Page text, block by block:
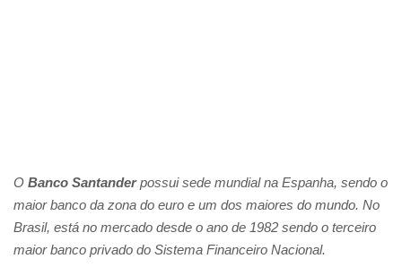
O Banco Santanderpossui sede mundial na Espanha, sendo o
maior banco da zona do euro e um dos maiores do mundo. No
Brasil, está no mercado desde o ano de 1982 sendo o terceiro
maior banco privado do Sistema Financeiro Nacional.